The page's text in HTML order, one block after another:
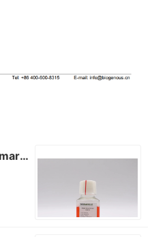
组织保存液（无血清）Primary Tissue Storage Solution(Serum-free)（K601005）...